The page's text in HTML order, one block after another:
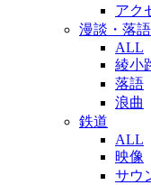
アク
漫談・落
ALL
綾小
落語
浪曲
鉄道
ALL
映像
サウ